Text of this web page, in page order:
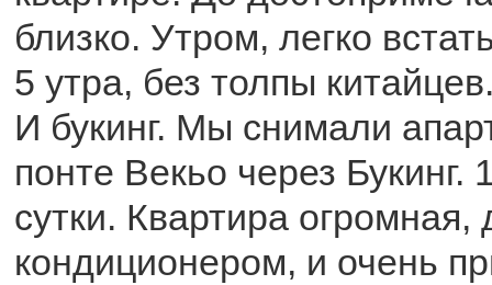
близко. Утром, легко
5 утра, без толпы
И букинг. Мы снимали
понте Векьо через Букинг.
сутки. Квартира огромная,
кондиционером, и очень